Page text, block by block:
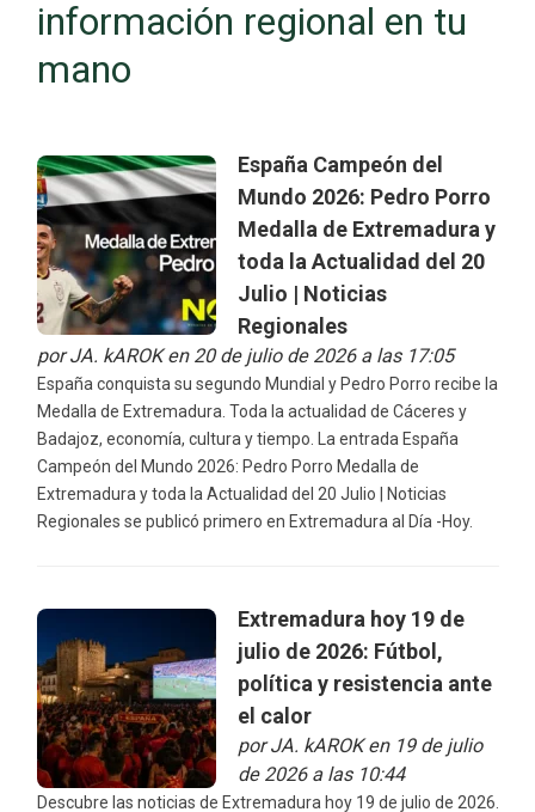
información regional en tu
mano
España Campeón del
Mundo 2026: Pedro Porro
Medalla de Extremadura y
toda la Actualidad del 20
Julio | Noticias
Regionales
porJA. kAROKen 20 de julio de 2026 a las 17:05
España conquista su segundo Mundial y Pedro Porro recibe la
Medalla de Extremadura. Toda la actualidad de Cáceres y
Badajoz, economía, cultura y tiempo. La entrada España
Campeón del Mundo 2026: Pedro Porro Medalla de
Extremadura y toda la Actualidad del 20 Julio | Noticias
Regionales se publicó primero en Extremadura al Día -Hoy.
Extremadura hoy 19 de
julio de 2026: Fútbol,
política y resistencia ante
el calor
porJA. kAROKen 19 de julio
de 2026 a las 10:44
Descubre las noticias de Extremadura hoy 19 de julio de 2026.